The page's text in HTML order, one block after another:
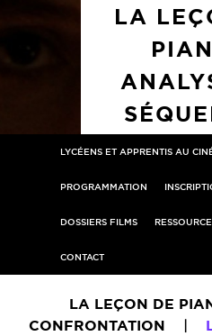
ÉDUCATION
LA
LE
LYCÉENS ET APPRENTIS AU
PROGRAMMATION
DOSSIERS FILMS
CONTACT
LA LEÇON DE
CONFRONTATION
|